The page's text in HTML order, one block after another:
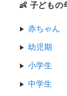
👶 子どもの
赤ちゃん
幼児期
小学生
中学生